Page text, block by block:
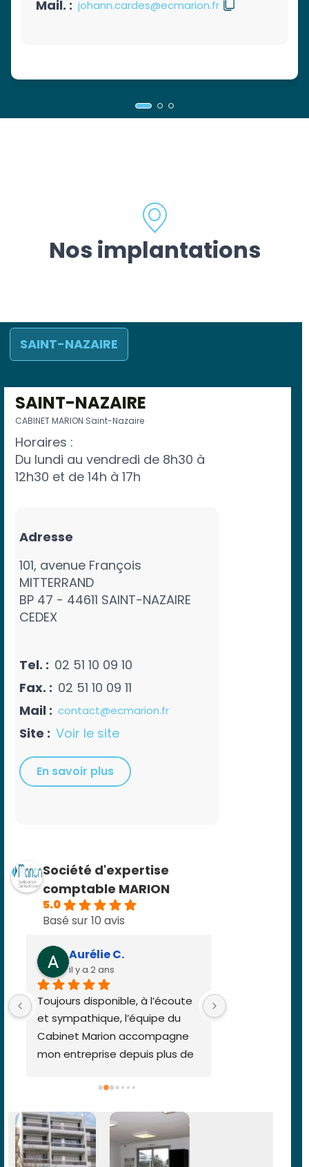
Mail. : johann.cardes@ecmarion.fr
Nos implantations
SAINT-NAZAIRE
SAINT-NAZAIRE
CABINET MARION Saint-Nazaire
Horaires :
Du lundi au vendredi de 8h30 à
12h30 et de 14h à 17h
Adresse
101, avenue François
MITTERRAND
BP 47 - 44611 SAINT-NAZAIRE
CEDEX
Tel. : 02 51 10 09 10
Fax. : 02 51 10 09 11
Mail : contact@ecmarion.fr
Site : Voir le site
En savoir plus
Société d'expertise
comptable MARION
5.0
Basé sur 10 avis
Aurélie C.
il y a 2 ans
Toujours disponible, à l’écoute
et sympathique, l’équipe du
Cabinet Marion accompagne
mon entreprise depuis plus de
comptable ou social ils sont de
professionnels 🙂